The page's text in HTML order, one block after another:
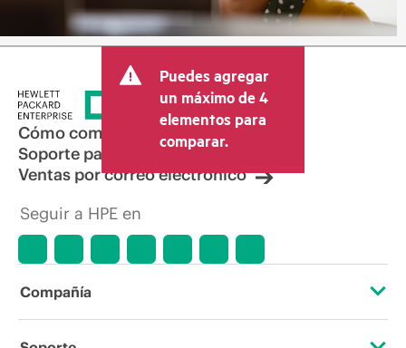
Puedes agregar
un máximo de 4
elementos para
comparar.
Cómo comprar
Soporte para productos
Ventas por correo electrónico
Seguir a HPE en
Compañía
Acerca de HPE